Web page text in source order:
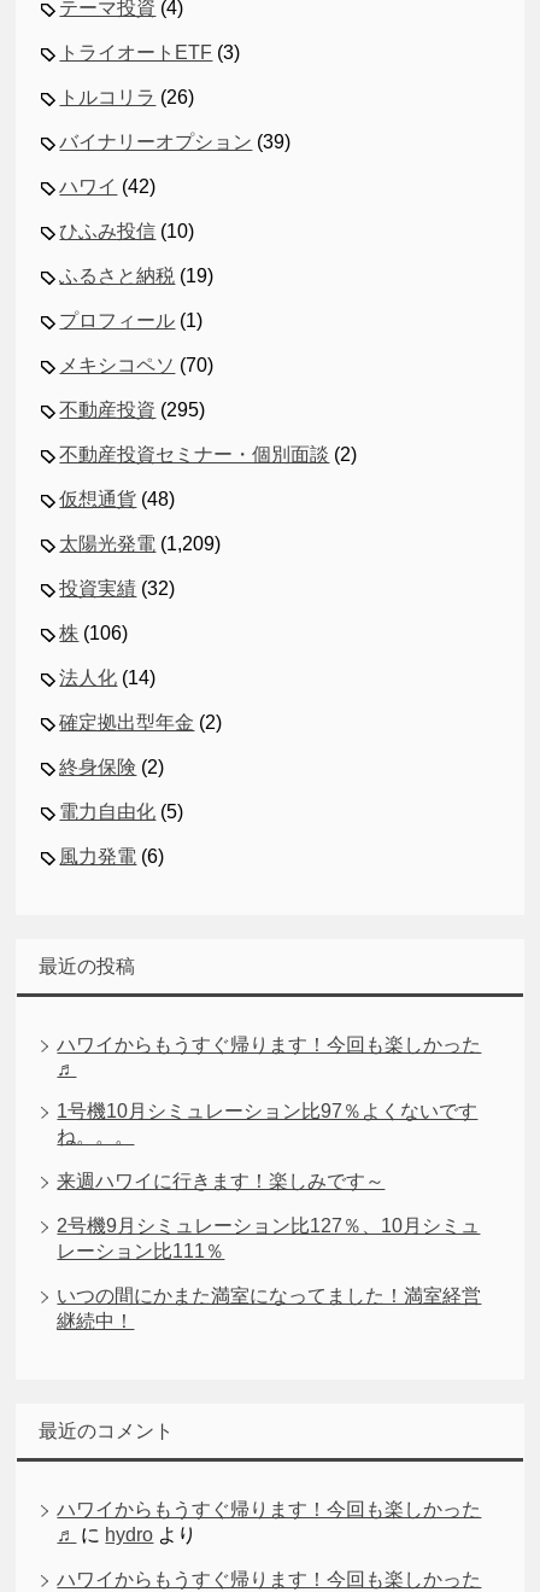
テーマ投資 (4)
トライオートETF (3)
トルコリラ (26)
バイナリーオプション (39)
ハワイ (42)
ひふみ投信 (10)
ふるさと納税 (19)
プロフィール (1)
メキシコペソ (70)
不動産投資 (295)
不動産投資セミナー・個別面談 (2)
仮想通貨 (48)
太陽光発電 (1,209)
投資実績 (32)
株 (106)
法人化 (14)
確定拠出型年金 (2)
終身保険 (2)
電力自由化 (5)
風力発電 (6)
最近の投稿
ハワイからもうすぐ帰ります！今回も楽しかった
♬
1号機10月シミュレーション比97％よくないです
ね。。。
来週ハワイに行きます！楽しみです～
2号機9月シミュレーション比127％、10月シミュ
レーション比111％
いつの間にかまた満室になってました！満室経営
継続中！
最近のコメント
ハワイからもうすぐ帰ります！今回も楽しかった
♬
に hydro より
ハワイからもうすぐ帰ります！今回も楽しかった